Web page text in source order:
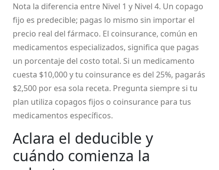
Nota la diferencia entre Nivel 1 y Nivel 4. Un copago
fijo es predecible; pagas lo mismo sin importar el
precio real del fármaco. El coinsurance, común en
medicamentos especializados, significa que pagas
un porcentaje del costo total. Si un medicamento
cuesta $10,000 y tu coinsurance es del 25%, pagarás
$2,500 por esa sola receta. Pregunta siempre si tu
plan utiliza copagos fijos o coinsurance para tus
medicamentos específicos.
Aclara el deducible y
cuándo comienza la